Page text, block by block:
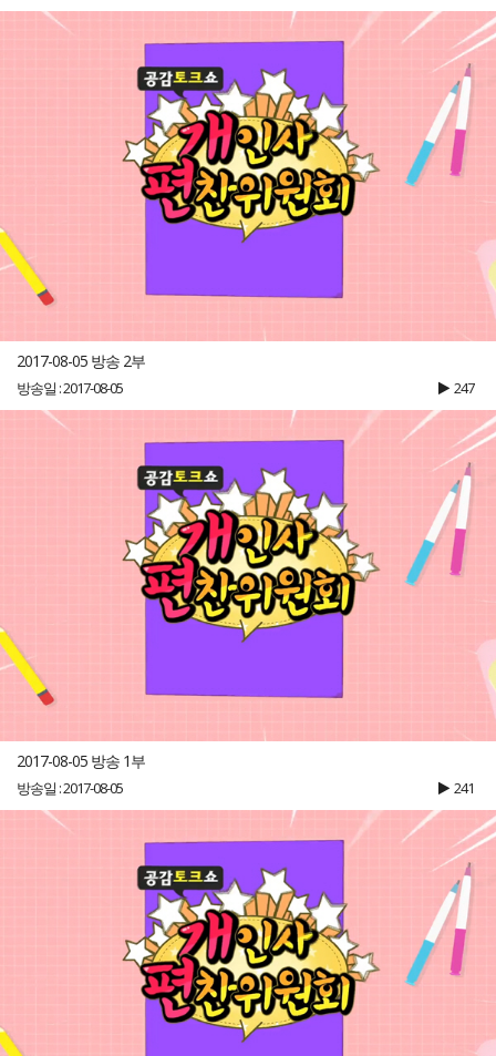
2017-08-05 방송 2부
방송일 : 2017-08-05 247
2017-08-05 방송 1부
방송일 : 2017-08-05 241